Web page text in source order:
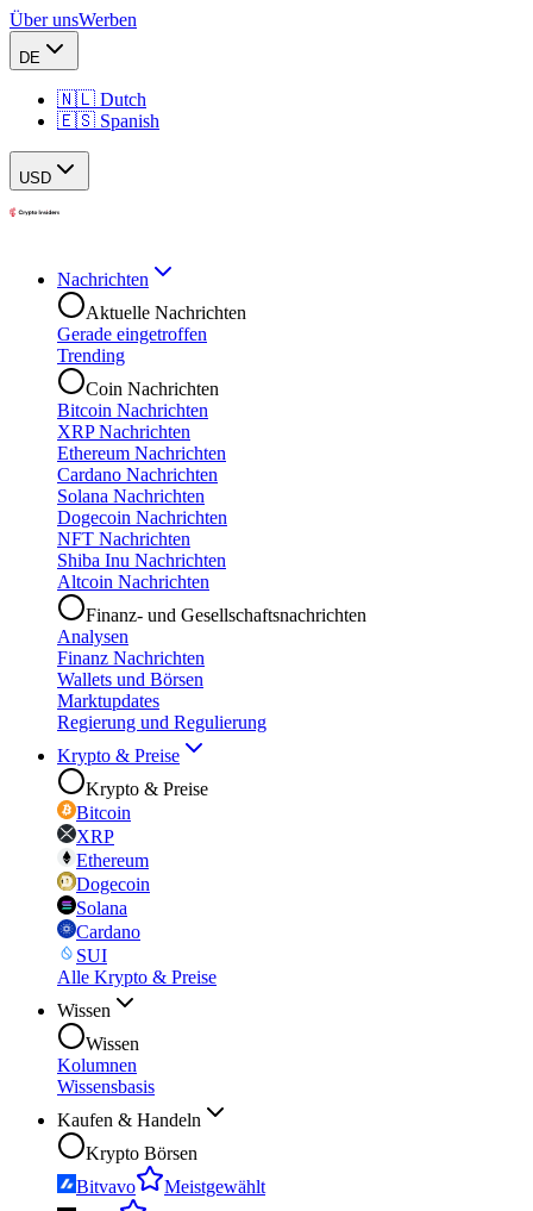
Über unsWerben
DE
🇳🇱 Dutch
🇪🇸 Spanish
USD
Nachrichten
Aktuelle Nachrichten
Gerade eingetroffen
Trending
Coin Nachrichten
Bitcoin Nachrichten
XRP Nachrichten
Ethereum Nachrichten
Cardano Nachrichten
Solana Nachrichten
Dogecoin Nachrichten
NFT Nachrichten
Shiba Inu Nachrichten
Altcoin Nachrichten
Finanz- und Gesellschaftsnachrichten
Analysen
Finanz Nachrichten
Wallets und Börsen
Marktupdates
Regierung und Regulierung
Krypto & Preise
Krypto & Preise
Bitcoin
XRP
Ethereum
Dogecoin
Solana
Cardano
SUI
Alle Krypto & Preise
Wissen
Wissen
Kolumnen
Wissensbasis
Kaufen & Handeln
Krypto Börsen
Bitvavo
Meistgewählt